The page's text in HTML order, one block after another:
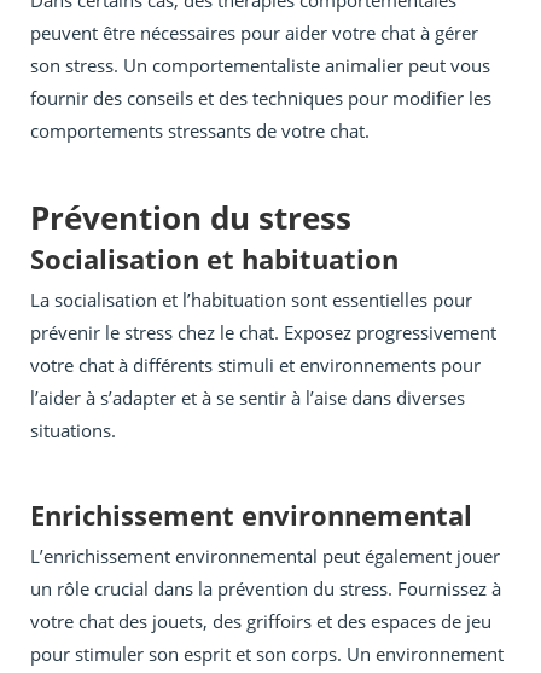
peuvent être nécessaires pour aider votre chat à gérer
son stress. Un comportementaliste animalier peut vous
fournir des conseils et des techniques pour modifier les
comportements stressants de votre chat.
Prévention du stress
Socialisation et habituation
La socialisation et l’habituation sont essentielles pour
prévenir le stress chez le chat. Exposez progressivement
votre chat à différents stimuli et environnements pour
l’aider à s’adapter et à se sentir à l’aise dans diverses
situations.
Enrichissement environnemental
L’enrichissement environnemental peut également jouer
un rôle crucial dans la prévention du stress. Fournissez à
votre chat des jouets, des griffoirs et des espaces de jeu
pour stimuler son esprit et son corps. Un environnement